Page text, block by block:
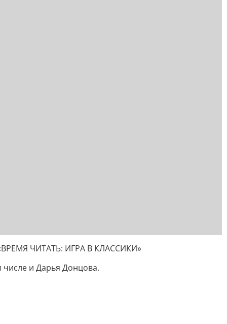
ЧИТАТЬ: ИГРА В КЛАССИКИ»
и Дарья Донцова.